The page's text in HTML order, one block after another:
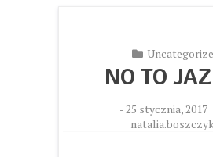
NO TO
-25 stycznia, 2017